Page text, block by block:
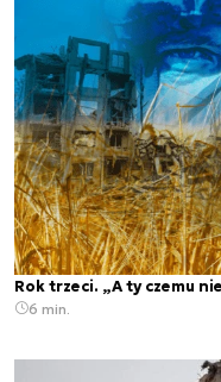
Rok trzeci. „A ty czemu
6 min.